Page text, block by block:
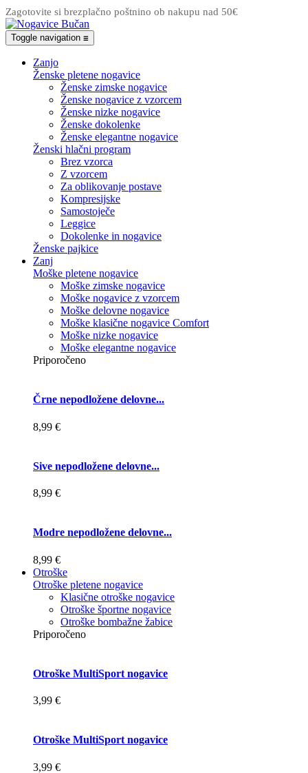
Zagotovite si brezplačno poštnino ob nakupu nad 50€
Toggle navigation ☰
Zanjo
Ženske pletene nogavice
Ženske zimske nogavice
Ženske nogavice z vzorcem
Ženske nizke nogavice
Ženske dokolenke
Ženske elegantne nogavice
Ženski hlačni program
Brez vzorca
Z vzorcem
Za oblikovanje postave
Kompresijske
Samostoječe
Leggice
Dokolenke in nogavice
Ženske pajkice
Zanj
Moške pletene nogavice
Moške zimske nogavice
Moške nogavice z vzorcem
Moške delovne nogavice
Moške klasične nogavice Comfort
Moške nizke nogavice
Moške elegantne nogavice
Priporočeno
Črne nepodložene delovne...
8,99 €
Sive nepodložene delovne...
8,99 €
Modre nepodložene delovne...
8,99 €
Otroške
Otroške pletene nogavice
Klasične otroške nogavice
Otroške športne nogavice
Otroške bombažne žabice
Priporočeno
Otroške MultiSport nogavice
3,99 €
Otroške MultiSport nogavice
3,99 €